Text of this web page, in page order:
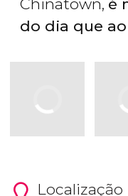
Chinatown, é
do dia que
Localização